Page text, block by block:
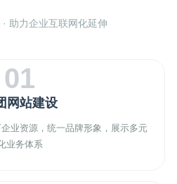
助力企业互联网化延伸
01
网站建设
业资源，统一品牌形象，展示多元
业务体系